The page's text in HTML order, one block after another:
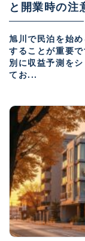
と開業時の注
旭川で民泊を始
することが重要
別に収益予測を
てお...